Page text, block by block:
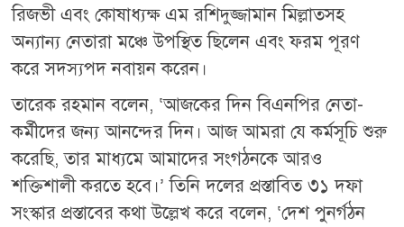
রিজভী এবং কোষাধ্যক্ষ এম রশিদুজ্জামান মিল্লাতসহ
অন্যান্য নেতারা মঞ্চে উপস্থিত ছিলেন এবং ফরম পূরণ
করে সদস্যপদ নবায়ন করেন।
তারেক রহমান বলেন, ‘আজকের দিন বিএনপির নেতা-
কর্মীদের জন্য আনন্দের দিন। আজ আমরা যে কর্মসূচি শুরু
করেছি, তার মাধ্যমে আমাদের সংগঠনকে আরও
শক্তিশালী করতে হবে।’ তিনি দলের প্রস্তাবিত ৩১ দফা
সংস্কার প্রস্তাবের কথা উল্লেখ করে বলেন, ‘দেশ পুনর্গঠন